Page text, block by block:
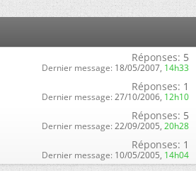
Réponses: 5
Dernier message: 18/05/2007, 14h33
Réponses: 1
Dernier message: 27/10/2006, 12h10
Réponses: 5
Dernier message: 22/09/2005, 20h28
Réponses: 1
Dernier message: 10/05/2005, 14h04